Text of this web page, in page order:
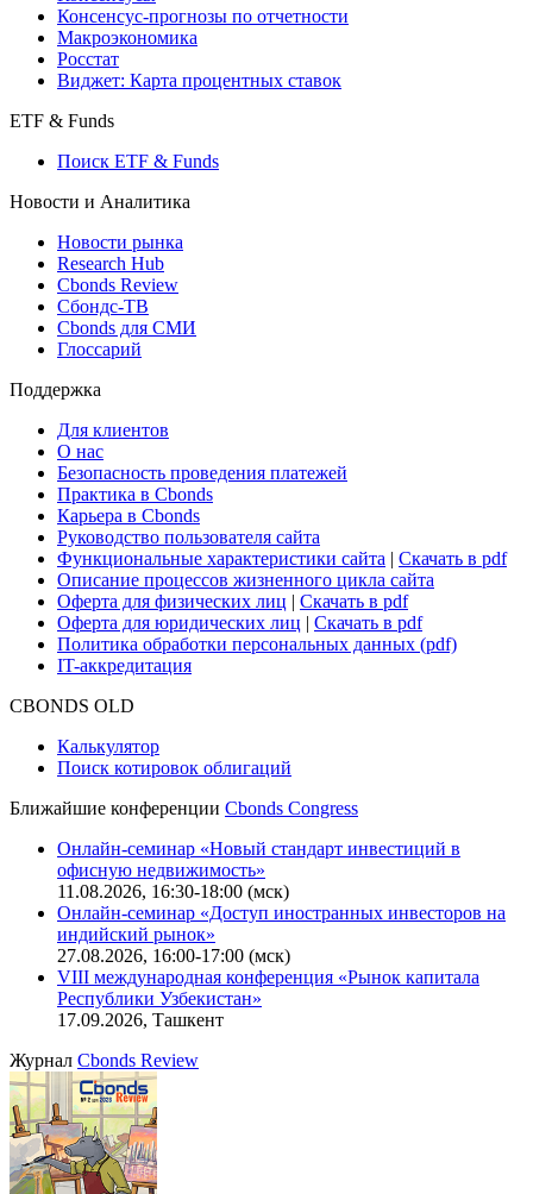
Консенсус-прогнозы по отчетности
Макроэкономика
Росстат
Виджет: Карта процентных ставок
ETF & Funds
Поиск ETF & Funds
Новости и Аналитика
Новости рынка
Research Hub
Cbonds Review
Сбондс-ТВ
Cbonds для СМИ
Глоссарий
Поддержка
Для клиентов
О нас
Безопасность проведения платежей
Практика в Cbonds
Карьера в Cbonds
Руководство пользователя сайта
Функциональные характеристики сайта | Скачать в pdf
Описание процессов жизненного цикла сайта
Оферта для физических лиц | Скачать в pdf
Оферта для юридических лиц | Скачать в pdf
Политика обработки персональных данных (pdf)
IT-аккредитация
CBONDS OLD
Калькулятор
Поиск котировок облигаций
Ближайшие конференции Cbonds Congress
Онлайн-семинар «Новый стандарт инвестиций в
офисную недвижимость»
11.08.2026, 16:30-18:00 (мск)
Онлайн-семинар «Доступ иностранных инвесторов на
индийский рынок»
27.08.2026, 16:00-17:00 (мск)
VIII международная конференция «Рынок капитала
Республики Узбекистан»
17.09.2026, Ташкент
Журнал Cbonds Review